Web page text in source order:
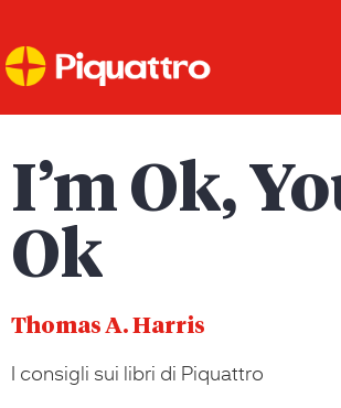
I’m Ok,
Ok
Thomas A. Harris
I consigli sui libri di Piquattro